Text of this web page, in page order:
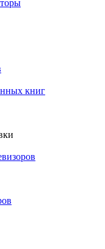
книг